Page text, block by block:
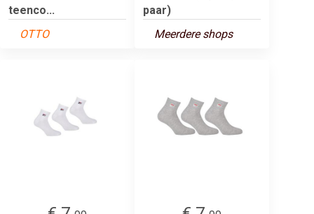
teenco...
OTTO
paar)
Meerdere shops